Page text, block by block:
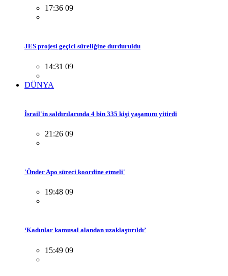
17:36 09
JES projesi geçici süreliğine durduruldu
14:31 09
DÜNYA
İsrail'in saldırılarında 4 bin 335 kişi yaşamını yitirdi
21:26 09
'Önder Apo süreci koordine etmeli'
19:48 09
‘Kadınlar kamusal alandan uzaklaştırıldı’
15:49 09